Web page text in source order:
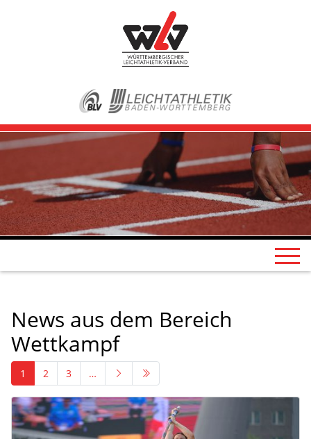
News aus dem Bereich
Wettkampf
1 2 3 …